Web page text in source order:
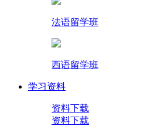
法语留学班
西语留学班
学习资料
资料下载
资料下载